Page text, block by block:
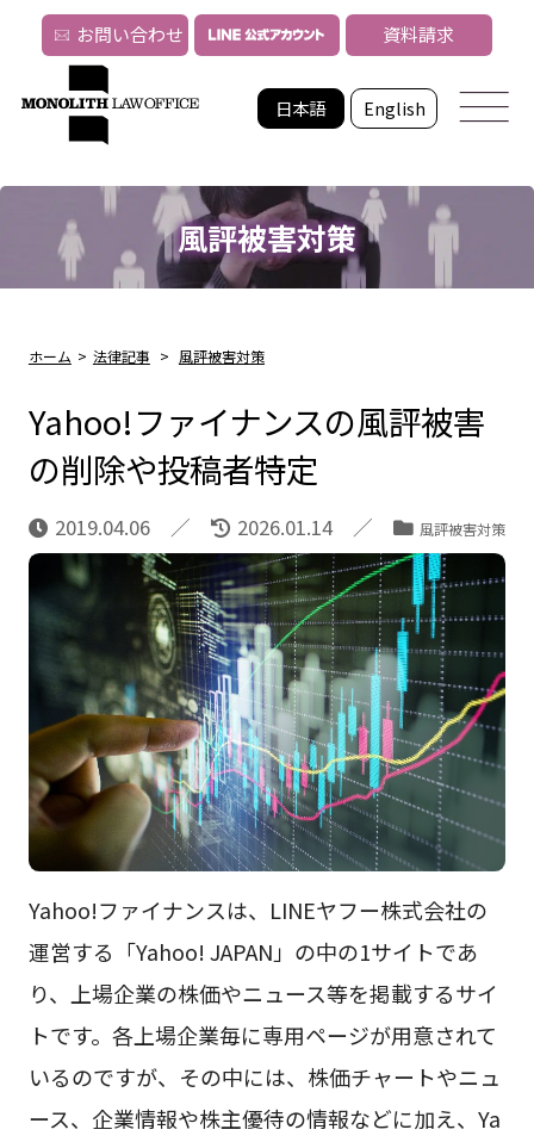
日本語 English
お問い合わせ 資料請求
風評被害対策
ホーム > 法律記事 > 風評被害対策
Yahoo!ファイナンスの風評被害
の削除や投稿者特定
2019.04.06 2026.01.14 風評被害対策
Yahoo!ファイナンスは、LINEヤフー株式会社の
運営する「Yahoo! JAPAN」の中の1サイトであ
り、上場企業の株価やニュース等を掲載するサイ
トです。各上場企業毎に専用ページが用意されて
いるのですが、その中には、株価チャートやニュ
ース、企業情報や株主優待の情報などに加え、Ya